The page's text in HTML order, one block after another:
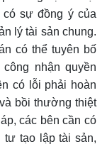
sự đồng ý của
lý tài sản chung.
có thể tuyên bố
nhận quyền
có lỗi phải hoàn
bồi thường thiệt
các bên cần có
tư tạo lập tài sản,